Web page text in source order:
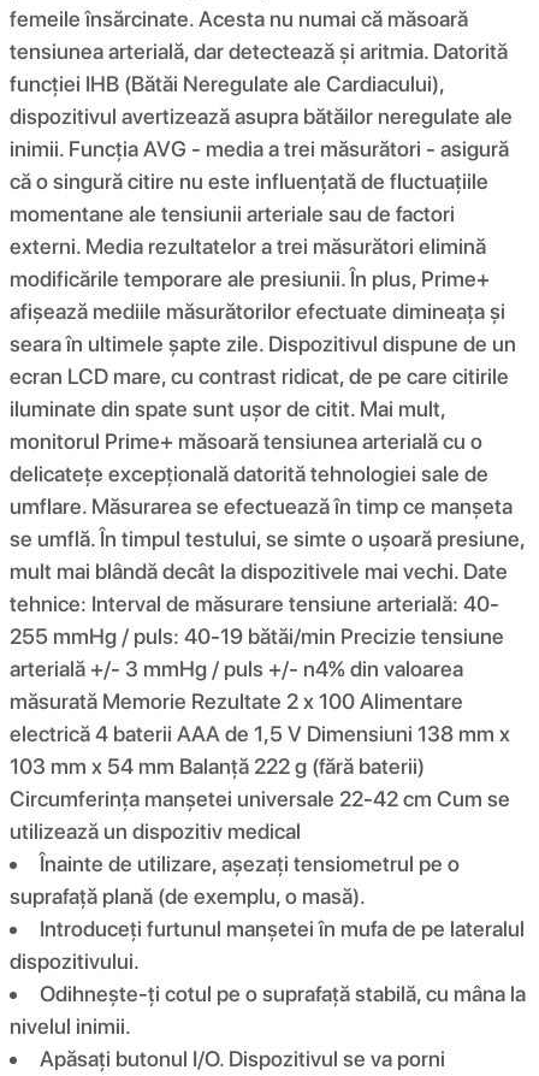
femeile însărcinate. Acesta nu numai că măsoară
tensiunea arterială, dar detectează și aritmia. Datorită
funcției IHB (Bătăi Neregulate ale Cardiacului),
dispozitivul avertizează asupra bătăilor neregulate ale
inimii. Funcția AVG - media a trei măsurători - asigură
că o singură citire nu este influențată de fluctuațiile
momentane ale tensiunii arteriale sau de factori
externi. Media rezultatelor a trei măsurători elimină
modificările temporare ale presiunii. În plus, Prime+
afișează mediile măsurătorilor efectuate dimineața și
seara în ultimele șapte zile. Dispozitivul dispune de un
ecran LCD mare, cu contrast ridicat, de pe care citirile
iluminate din spate sunt ușor de citit. Mai mult,
monitorul Prime+ măsoară tensiunea arterială cu o
delicatețe excepțională datorită tehnologiei sale de
umflare. Măsurarea se efectuează în timp ce manșeta
se umflă. În timpul testului, se simte o ușoară presiune,
mult mai blândă decât la dispozitivele mai vechi. Date
tehnice: Interval de măsurare tensiune arterială: 40-
255 mmHg / puls: 40-19 bătăi/min Precizie tensiune
arterială +/- 3 mmHg / puls +/- n4% din valoarea
măsurată Memorie Rezultate 2 x 100 Alimentare
electrică 4 baterii AAA de 1,5 V Dimensiuni 138 mm x
103 mm x 54 mm Balanță 222 g (fără baterii)
Circumferința manșetei universale 22-42 cm Cum se
utilizează un dispozitiv medical
Înainte de utilizare, așezați tensiometrul pe o
suprafață plană (de exemplu, o masă).
Introduceți furtunul manșetei în mufa de pe lateralul
dispozitivului.
Odihnește-ți cotul pe o suprafață stabilă, cu mâna la
nivelul inimii.
Apăsați butonul I/O. Dispozitivul se va porni